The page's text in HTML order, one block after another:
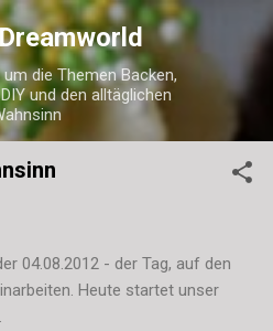
Hauptbereich
die Themen Backen,
und den alltäglichen
04.08.2012 - der Tag, auf den
Heute startet unser